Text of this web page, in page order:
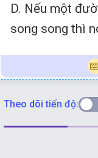
D. Nếu một
song song thì
Theo dõi tiến độ: